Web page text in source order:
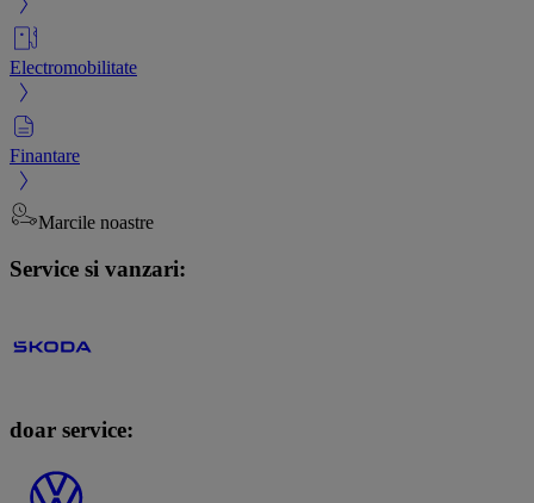
Electromobilitate
Finantare
Marcile noastre
Service si vanzari:
doar service: